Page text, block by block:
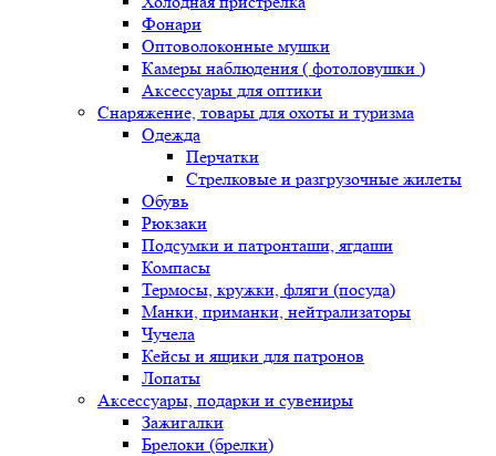
Фонари
Оптоволоконные мушки
Камеры наблюдения ( фотоловушки )
Аксессуары для оптики
Снаряжение, товары для охоты и туризма
Одежда
Перчатки
Стрелковые и разгрузочные жилеты
Обувь
Рюкзаки
Подсумки и патронташи, ягдаши
Компасы
Термосы, кружки, фляги (посуда)
Манки, приманки, нейтрализаторы
Чучела
Кейсы и ящики для патронов
Лопаты
Аксессуары, подарки и сувениры
Зажигалки
Брелоки (брелки)